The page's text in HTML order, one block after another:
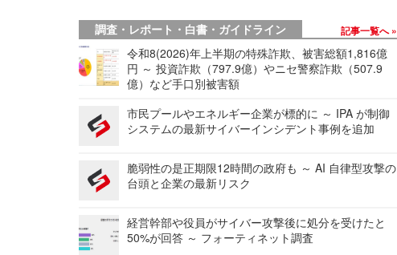
調査・レポート・白書・ガイドライン 記事一覧へ
令和8(2026)年上半期の特殊詐欺、被害総額1,816億
円 ～ 投資詐欺（797.9億）やニセ警察詐欺（507.9
億）など手口別被害額
市民プールやエネルギー企業が標的に ～ IPA が制御
システムの最新サイバーインシデント事例を追加
脆弱性の是正期限12時間の政府も ～ AI 自律型攻撃の
台頭と企業の最新リスク
経営幹部や役員がサイバー攻撃後に処分を受けたと
50%が回答 ～ フォーティネット調査